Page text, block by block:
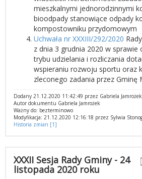
mieszkalnymi jednorodzinnymi
bioodpady stanowiące odpady
kompostowniku przydomowym
Uchwała nr XXXIII/292/2020
z dnia 3 grudnia 2020 w sprawie
trybu udzielania i rozliczania
wspieraniu rozwoju sportu oraz
zleconego zadania przez Gminę
Dodany 21.12.2020 11:42:49 przez Gabriela Jamrożek
Autor dokumentu Gabriela Jamrożek
Ważny do: bezterminowo
Modyfikacja: 21.12.2020 12:16:18 przez Sylwia
Historia zmian [1]
XXXII Sesja Rady Gminy - 24
listopada 2020 roku